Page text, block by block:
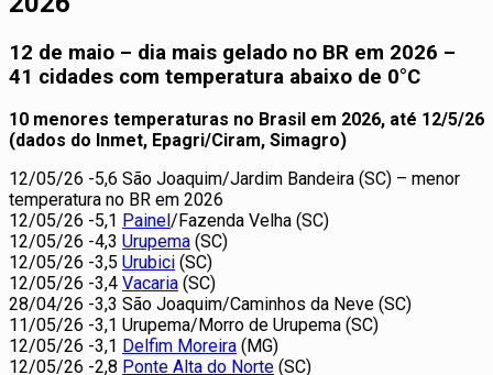
12 de maio – dia mais gelado no BR em 2026 –
41 cidades com temperatura abaixo de 0°C
10 menores temperaturas no Brasil em 2026, até 12/5/26
(dados do Inmet, Epagri/Ciram, Simagro)
12/05/26 -5,6 São Joaquim/Jardim Bandeira (SC) – menor
temperatura no BR em 2026
12/05/26 -5,1 Painel /Fazenda Velha (SC)
12/05/26 -4,3 Urupema (SC)
12/05/26 -3,5 Urubici (SC)
12/05/26 -3,4 Vacaria (SC)
28/04/26 -3,3 São Joaquim/Caminhos da Neve (SC)
11/05/26 -3,1 Urupema/Morro de Urupema (SC)
12/05/26 -3,1 Delfim Moreira (MG)
12/05/26 -2,8 Ponte Alta do Norte (SC)